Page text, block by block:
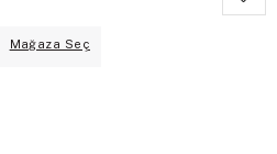
Mağaza Seç